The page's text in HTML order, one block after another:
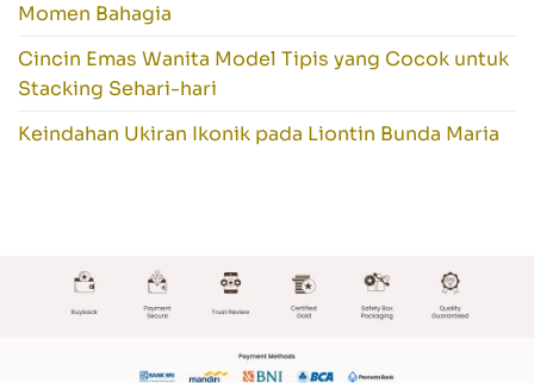
Momen Bahagia
Cincin Emas Wanita Model Tipis yang Cocok untuk
Stacking Sehari-hari
Keindahan Ukiran Ikonik pada Liontin Bunda Maria